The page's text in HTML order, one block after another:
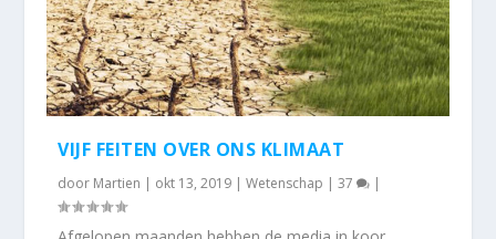
VIJF FEITEN OVER ONS KLIMAAT
door Martien | okt 13, 2019 |Wetenschap |37 |